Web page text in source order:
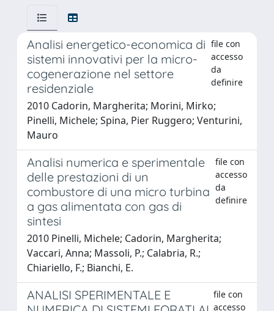
Analisi energetico-economica di
sistemi innovativi per la micro-
cogenerazione nel settore
residenziale
file con
accesso
da
definire
2010 Cadorin, Margherita; Morini, Mirko;
Pinelli, Michele; Spina, Pier Ruggero; Venturini,
Mauro
Analisi numerica e sperimentale
delle prestazioni di un
combustore di una micro turbina
a gas alimentata con gas di
sintesi
file con
accesso
da
definire
2010 Pinelli, Michele; Cadorin, Margherita;
Vaccari, Anna; Massoli, P.; Calabria, R.;
Chiariello, F.; Bianchi, E.
ANALISI SPERIMENTALE E
file con
accesso